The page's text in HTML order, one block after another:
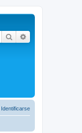
Buscar
Identificarse